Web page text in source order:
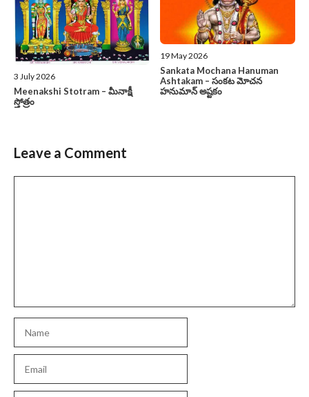
3 July 2026
Meenakshi Stotram – మీనాక్షీ
స్తోత్రం
19 May 2026
Sankata Mochana Hanuman
Ashtakam – సంకట మోచన
హనుమాన్ అష్టకం
Leave a Comment